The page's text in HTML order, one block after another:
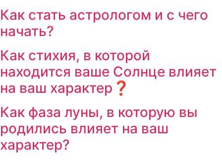
Как стать астрологом и с чего
начать?
Как стихия, в которой
находится ваше Солнце влияет
на ваш характер❓
Как фаза луны, в которую вы
родились влияет на ваш
характер?